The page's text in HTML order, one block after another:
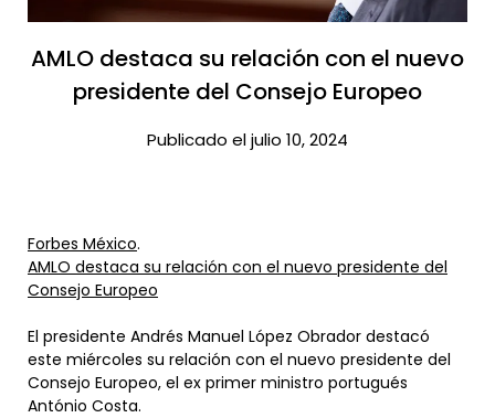
AMLO destaca su relación con el nuevo
presidente del Consejo Europeo​
Publicado el julio 10, 2024
Forbes México.
AMLO destaca su relación con el nuevo presidente del
Consejo Europeo
El presidente Andrés Manuel López Obrador destacó
este miércoles su relación con el nuevo presidente del
Consejo Europeo, el ex primer ministro portugués
António Costa.